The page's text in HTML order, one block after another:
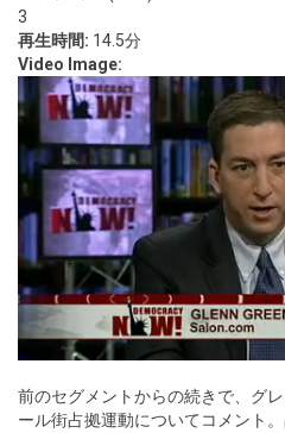
3
再生時間: 14.5分
Video Image:
前のセグメントからの続きで、グ
ール街占拠運動についてコメント